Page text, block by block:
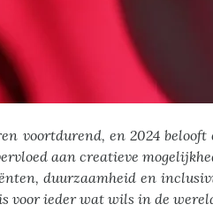
voortdurend, en 2024
aan creatieve
duurzaamheid en
voor ieder wat wils in de